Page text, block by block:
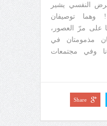
النفسي يشير
وهما توصيفان
على مرّ العصور،
مذمومتان في
وفي مجتمعات
Share